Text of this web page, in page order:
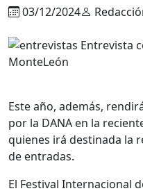
03/12/2024
Este año, además,
por la DANA en la
quienes irá destinada la
de entradas.
El Festival Internacional